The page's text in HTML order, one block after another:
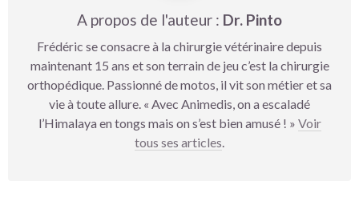
A propos de l'auteur : Dr. Pinto
Frédéric se consacre à la chirurgie vétérinaire depuis
maintenant 15 ans et son terrain de jeu c’est la chirurgie
orthopédique. Passionné de motos, il vit son métier et sa
vie à toute allure. « Avec Animedis, on a escaladé
l’Himalaya en tongs mais on s’est bien amusé ! » Voir
tous ses articles.